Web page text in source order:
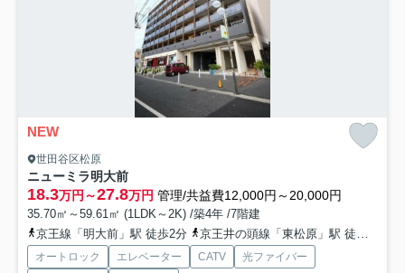
NEW
世田谷区松原
ニューミラ明大前
18.3万円～27.8万円 管理/共益費12,000円～20,000円
35.70㎡～59.61㎡ (1LDK～2K) /築4年 /7階建
京王線「明大前」駅 徒歩2分
京王井の頭線「東松原」駅 徒歩11分
オートロック エレベーター CATV
光ファイバー